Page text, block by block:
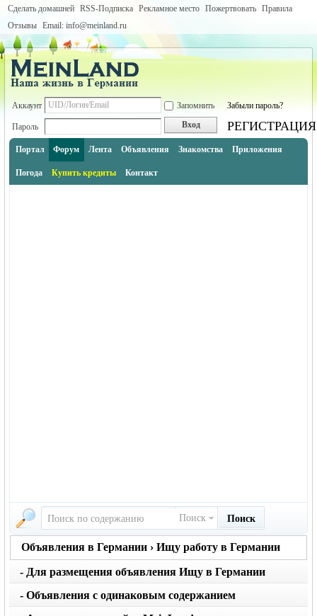
Сделать домашней RSS-Подписка Рекламное место Пожертвовать Правила
Отзывы Email: info@meinland.ru
Аккаунт Запомнить Забыли пароль?
Пароль Вход РЕГИСТРАЦИЯ
Портал Форум Лента Объявления Знакомства Приложения
Погода Купить кредиты Контакт
Поиск Поиск
Объявления в Германии › Ищу работу в Германии
вернуться на главную страницу объявлений
- Для размещения объявления Ищу в Германии
нажмите кнопку создать
- Объявления с одинаковым содержанием